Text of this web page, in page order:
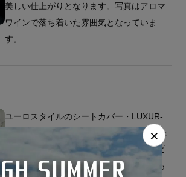
美しい仕上がりとなります。写真はアロマ
ワインで落ち着いた雰囲気となっていま
す。
ユーロスタイルのシートカバー・LUXUR-
SPOLT。写真はアイボリーで気品漂う仕上
がりとなっています（特注で内側のパイピ
ング加工なし）。ネックパット（別売）も
×